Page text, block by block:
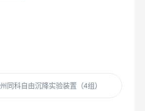
同科自由沉降实验装置（4组）